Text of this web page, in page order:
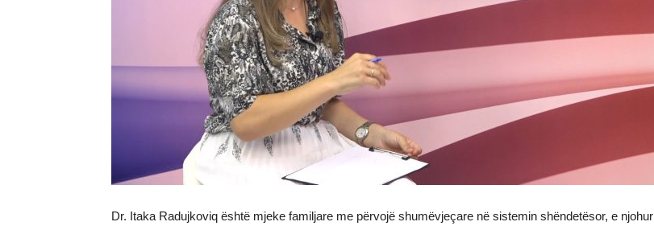
Dr. Itaka Radujkoviq është mjeke familjare me përvojë shumëvjeçare në sistemin shëndetësor, e njohur